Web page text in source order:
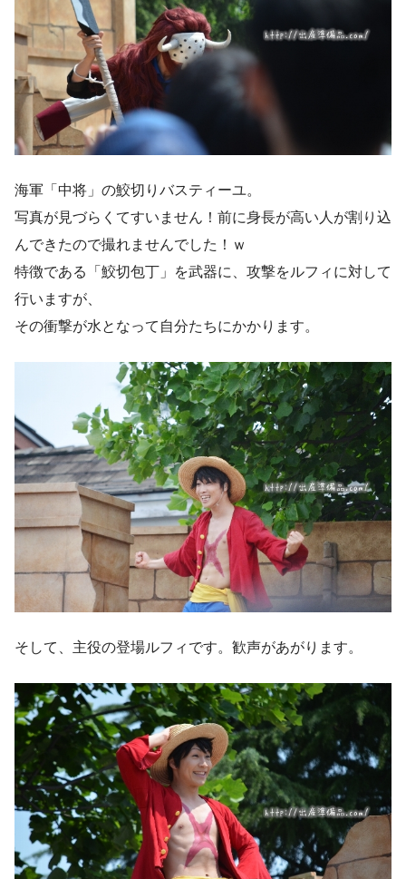
海軍「中将」の鮫切りバスティーユ。
写真が見づらくてすいません！前に身長が高い人が割り込
んできたので撮れませんでした！ｗ
特徴である「鮫切包丁」を武器に、攻撃をルフィに対して
行いますが、
その衝撃が水となって自分たちにかかります。
そして、主役の登場ルフィです。歓声があがります。